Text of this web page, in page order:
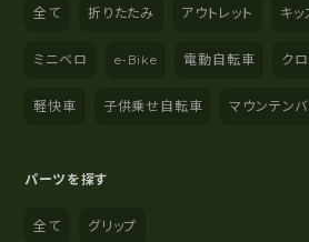
全て 折りたたみ アウトレット キ
ミニベロ e-Bike 電動自転車 ク
軽快車 子供乗せ自転車 マウンテン
パーツを探す
全て グリップ